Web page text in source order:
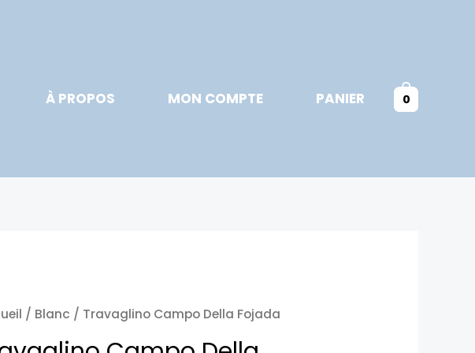
À PROPOS MON COMPTE PANIER 0
/ Blanc / Travaglino Campo Della Fojada